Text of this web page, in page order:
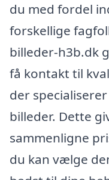
du med fordel
forskellige
billeder-h3b.dk
få kontakt til
der
billeder. Dette
sammenligne
du kan vælge